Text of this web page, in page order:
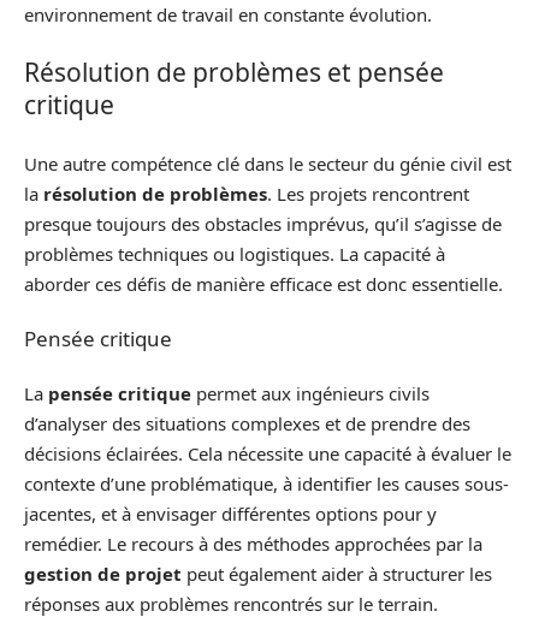
environnement de travail en constante évolution.
Résolution de problèmes et pensée
critique
Une autre compétence clé dans le secteur du génie civil est
la résolution de problèmes. Les projets rencontrent
presque toujours des obstacles imprévus, qu’il s’agisse de
problèmes techniques ou logistiques. La capacité à
aborder ces défis de manière efficace est donc essentielle.
Pensée critique
La pensée critique permet aux ingénieurs civils
d’analyser des situations complexes et de prendre des
décisions éclairées. Cela nécessite une capacité à évaluer le
contexte d’une problématique, à identifier les causes sous-
jacentes, et à envisager différentes options pour y
remédier. Le recours à des méthodes approchées par la
gestion de projet peut également aider à structurer les
réponses aux problèmes rencontrés sur le terrain.